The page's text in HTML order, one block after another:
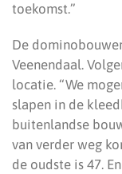
toekomst.”
De
Veenendaal.
locatie. “We
slapen in de
buitenlandse
van verder weg
de oudste is 47.